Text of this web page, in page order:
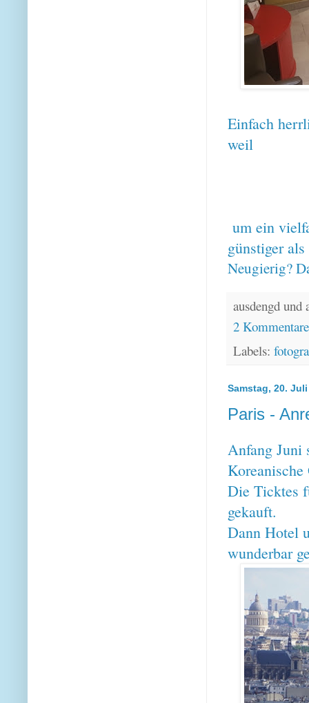
Einfach
weil
um ein
günstiger
Neugierig?
ausdengd
2
Labels:
Samstag, 20. Juli
Paris -
Anfang Juni
Die Ticktes
gekauft.
Dann Hotel
wunderbar